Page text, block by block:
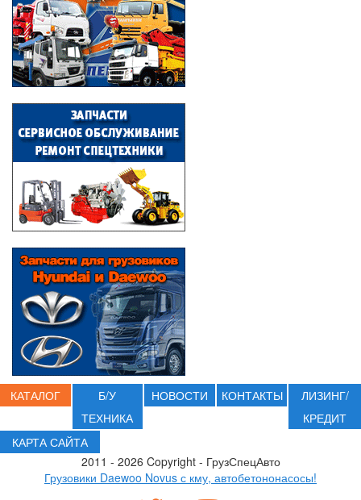
КАТАЛОГ
Б/У
ТЕХНИКА
НОВОСТИ КОНТАКТЫ
ЛИЗИНГ/
КРЕДИТ
КАРТА САЙТА
2011 - 2026 Copyright - ГрузСпецАвто
Грузовики Daewoo Novus с кму, автобетононасосы!